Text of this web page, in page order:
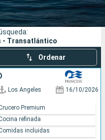
Compañías
Buscar
- Transatlántico
Ordenar
Los Angeles 16/10/2026
Premium
refinada
incluidas